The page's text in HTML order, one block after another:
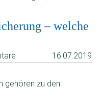
– welche
16.07.2019
gehören zu den